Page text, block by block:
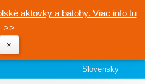
aktovky a batohy. Viac info tu
>>
×
Slovensky